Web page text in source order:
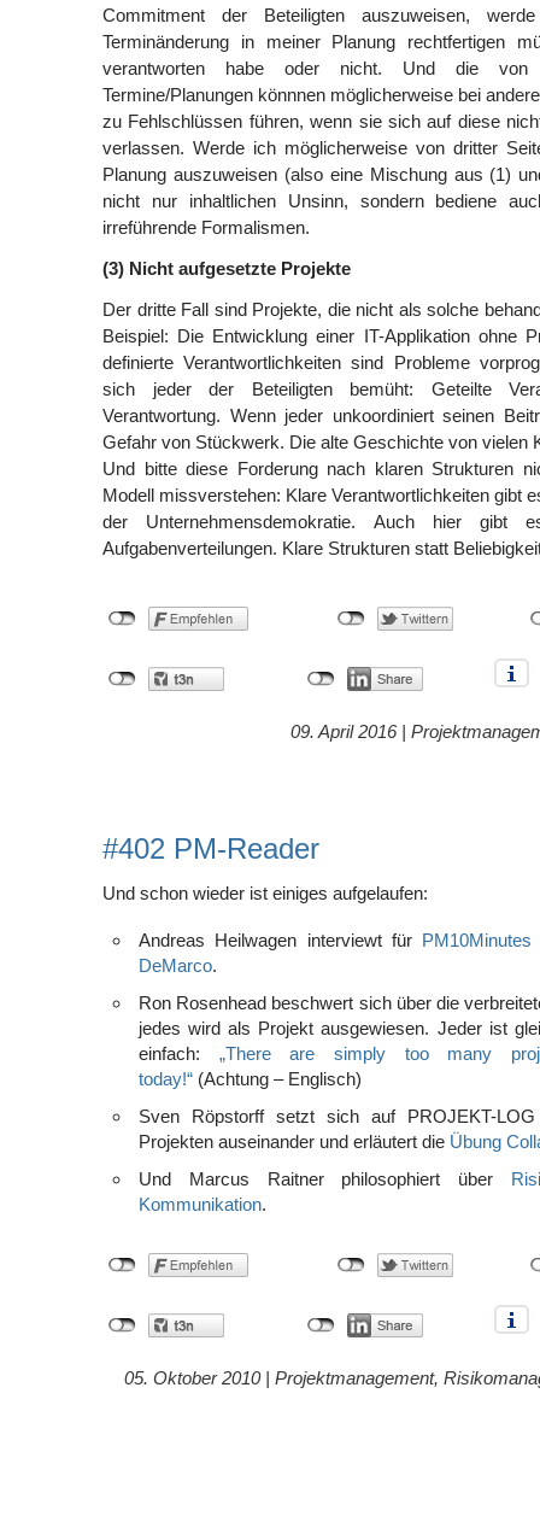
Commitment der Beteiligten auszuweisen,
Terminänderung in meiner Planung rechtfertigen
verantworten habe oder nicht. Und die von
Termine/Planungen könnnen möglicherweise bei
zu Fehlschlüssen führen, wenn sie sich auf diese
verlassen. Werde ich möglicherweise von dritter
Planung auszuweisen (also eine Mischung aus (1)
nicht nur inhaltlichen Unsinn, sondern bediene
irreführende Formalismen.
(3) Nicht aufgesetzte Projekte
Der dritte Fall sind Projekte, die nicht als solche
Beispiel: Die Entwicklung einer IT-Applikation ohne
definierte Verantwortlichkeiten sind Probleme
sich jeder der Beteiligten bemüht: Geteilte
Verantwortung. Wenn jeder unkoordiniert seinen
Gefahr von Stückwerk. Die alte Geschichte von vielen
Und bitte diese Forderung nach klaren Strukturen
Modell missverstehen: Klare Verantwortlichkeiten gibt
der Unternehmensdemokratie. Auch hier gibt
Aufgabenverteilungen. Klare Strukturen statt
09. April 2016 |
#402 PM-Reader
Und schon wieder ist einiges aufgelaufen:
Andreas Heilwagen interviewt für
DeMarco.
Ron Rosenhead beschwert sich über die
jedes wird als Projekt ausgewiesen. Jeder ist
einfach: „There are simply too many
today!“ (Achtung – Englisch)
Sven Röpstorff setzt sich auf PROJEKT-
Projekten auseinander und erläutert die Übung
Und Marcus Raitner philosophiert über
Kommunikation.
05. Oktober 2010 | Projektmanagement,